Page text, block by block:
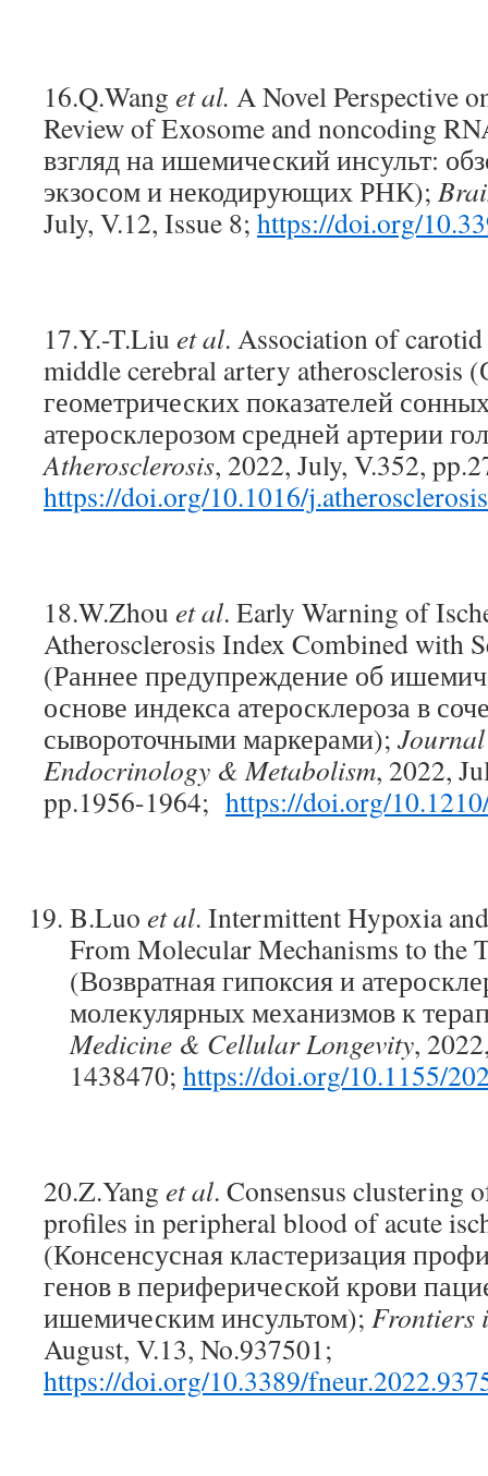
16.Q.Wang et al. A Novel Perspective
Review of Exosome and noncoding
взгляд на ишемический инсульт:
экзосом и некодирующих РНК);
July, V.12, Issue 8; https://doi.org/
17.Y.-T.Liu et al. Association of
middle cerebral artery atherosclerosis
геометрических показателей
атеросклерозом средней артерии
Atherosclerosis, 2022, July, V.352,
https://doi.org/10.1016/
18.W.Zhou et al. Early Warning of
Atherosclerosis Index Combined with
(Раннее предупреждение об
основе индекса атеросклероза в
сывороточными маркерами);
Endocrinology & Metabolism, 2022,
pp.1956-1964; https://doi.org/
B.Luo et al. Intermittent Hypoxia
From Molecular Mechanisms to the
(Возвратная гипоксия и
молекулярных механизмов к
Medicine & Cellular Longevity,
1438470; https://doi.org/10.1155/
20.Z.Yang et al. Consensus clustering
profiles in peripheral blood of acute
(Консенсусная кластеризация
генов в периферической крови
ишемическим инсультом); Frontiers
August, V.13, No.937501;
https://doi.org/10.3389/